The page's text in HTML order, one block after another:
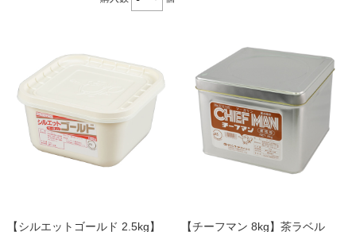
【シルエットゴールド 2.5kg】 【チーフマン 8kg】茶ラベル